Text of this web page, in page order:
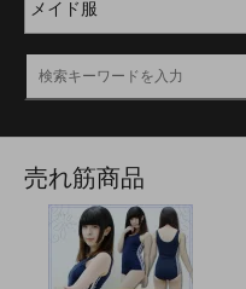
売れ筋商品